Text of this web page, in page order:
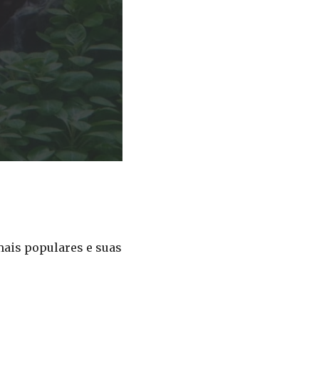
populares e suas